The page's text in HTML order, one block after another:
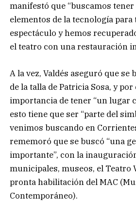
manifestó que “buscamos
elementos de la tecnología
espectáculo y hemos
el teatro con una restauración
A la vez, Valdés aseguró que se
de la talla de Patricia Sosa, y
importancia de tener “un lugar
esto tiene que ser “parte del
venimos buscando en
rememoró que se buscó “una
importante”, con la
municipales, museos, el Teatro
pronta habilitación del MAC
Contemporáneo).